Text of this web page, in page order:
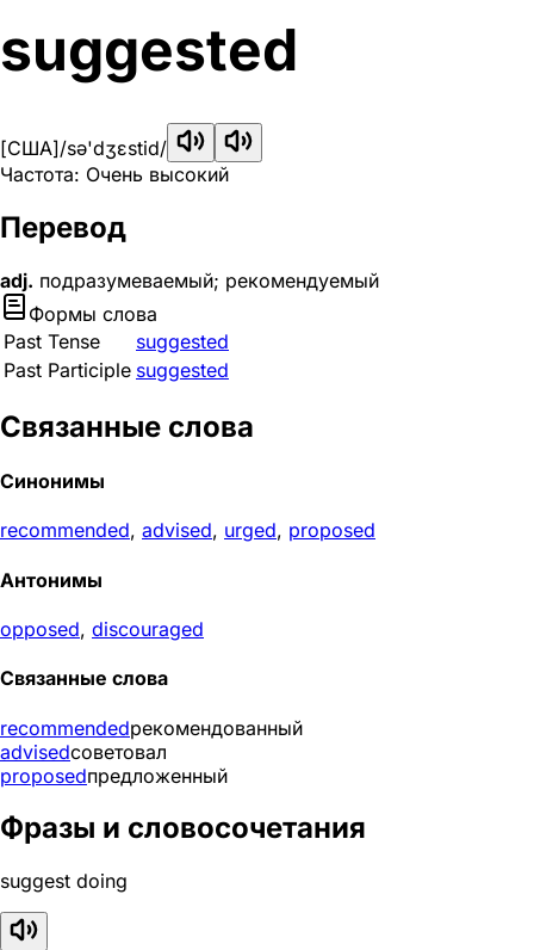
suggested
[США]/sə'dʒɛstid/
Частота: Очень высокий
Перевод
adj. подразумеваемый; рекомендуемый
Формы слова
Past Tense
suggested
Past Participle suggested
Связанные слова
Синонимы
recommended, advised, urged, proposed
Антонимы
opposed, discouraged
Связанные слова
recommendedрекомендованный
advisedсоветовал
proposedпредложенный
Фразы и словосочетания
suggest doing